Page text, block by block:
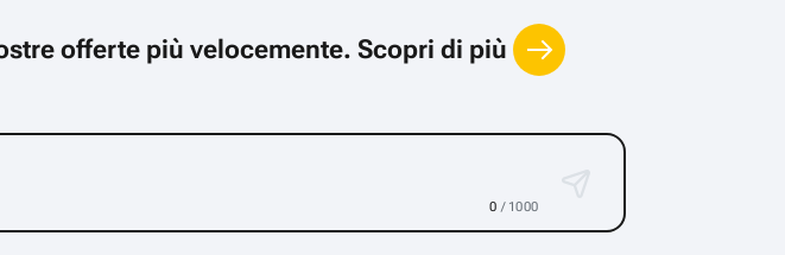
offerte più velocemente. Scopri di più
0 / 1000